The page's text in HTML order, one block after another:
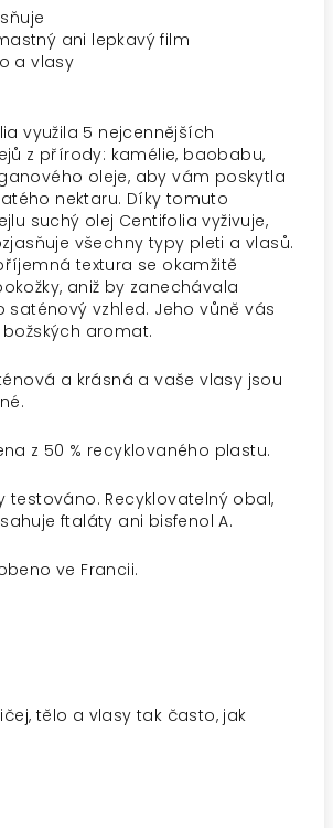
ani lepkavý film
a vlasy
využila 5 nejcennějších
z přírody: kamélie, baobabu,
oleje, aby vám poskytla
nektaru. Díky tomuto
suchý olej Centifolia vyživuje,
všechny typy pleti a vlasů.
textura se okamžitě
aniž by zanechávala
saténový vzhled. Jeho vůně vás
aromat.
a krásná a vaše vlasy jsou
z 50 % recyklovaného plastu.
testováno. Recyklovatelný obal,
ftaláty ani bisfenol A.
ve Francii.
tělo a vlasy tak často, jak